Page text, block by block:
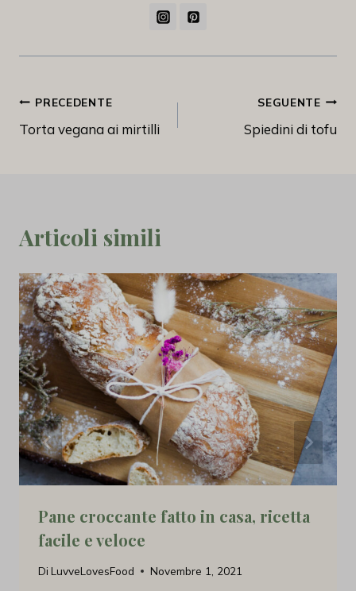
Navigazione
articoli
PRECEDENTE
Torta vegana ai mirtilli
SEGUENTE
Spiedini di tofu
Articoli simili
Pane croccante fatto in casa, ricetta
facile e veloce
Di LuvveLovesFood Novembre 1, 2021